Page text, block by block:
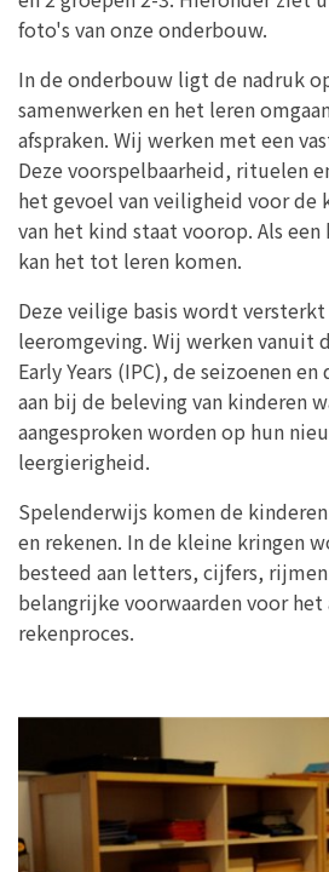
foto's van onze onderbouw.
In de onderbouw ligt de nadruk
samenwerken en het leren
afspraken. Wij werken met een
Deze voorspelbaarheid, rituelen
het gevoel van veiligheid voor de
van het kind staat voorop. Als
kan het tot leren komen.
Deze veilige basis wordt
leeromgeving. Wij werken vanuit
Early Years (IPC), de seizoenen
aan bij de beleving van kinderen
aangesproken worden op hun
leergierigheid.
Spelenderwijs komen de
en rekenen. In de kleine kringen
besteed aan letters, cijfers,
belangrijke voorwaarden voor het
rekenproces.